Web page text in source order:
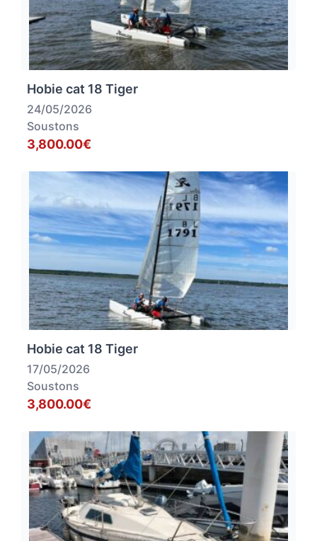
Hobie cat 18 Tiger
24/05/2026
Soustons
3,800.00€
Hobie cat 18 Tiger
17/05/2026
Soustons
3,800.00€